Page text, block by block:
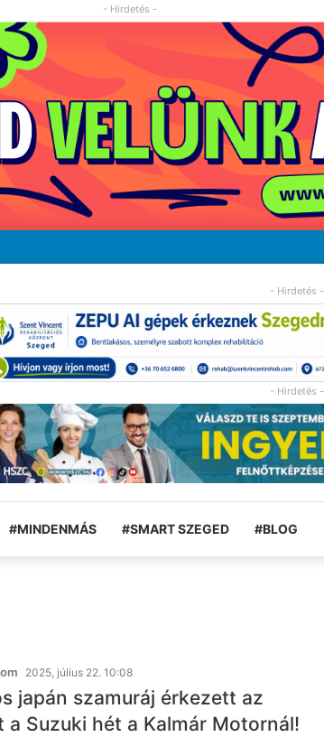
- Hirdetés -
- Hirdetés -
- Hirdetés -
#MINDENMÁS #SMART SZEGED #BLOG
2025, július 22. 10:08
japán szamuráj érkezett az
Suzuki hét a Kalmár Motornál!